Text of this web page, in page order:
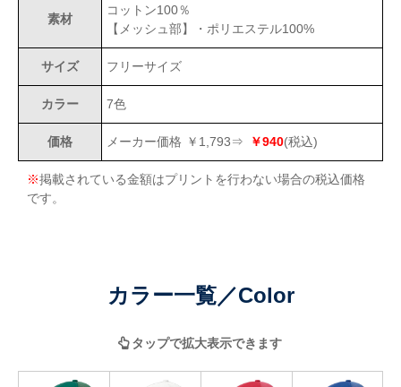
素材
コットン100％
【メッシュ部】・ポリエステル100%
サイズ フリーサイズ
カラー 7色
価格 メーカー価格 ￥1,793⇒ ￥940(税込)
※掲載されている金額はプリントを行わない場合の税込価格
です。
カラー一覧／Color
タップで拡大表示できます